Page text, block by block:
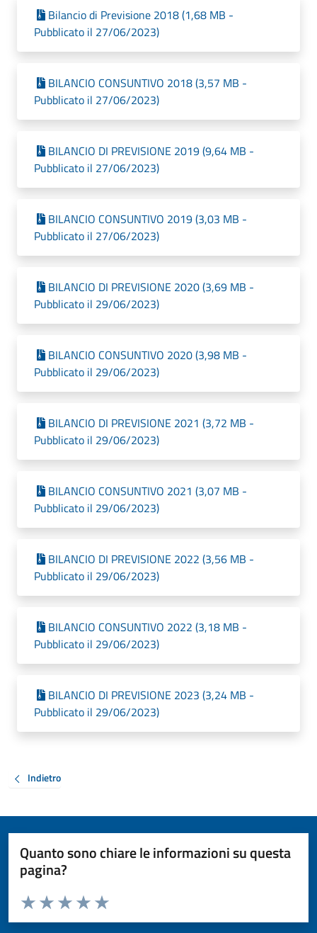
Bilancio di Previsione 2018 (1,68 MB -
Pubblicato il 27/06/2023)
BILANCIO CONSUNTIVO 2018 (3,57 MB -
Pubblicato il 27/06/2023)
BILANCIO DI PREVISIONE 2019 (9,64 MB -
Pubblicato il 27/06/2023)
BILANCIO CONSUNTIVO 2019 (3,03 MB -
Pubblicato il 27/06/2023)
BILANCIO DI PREVISIONE 2020 (3,69 MB -
Pubblicato il 29/06/2023)
BILANCIO CONSUNTIVO 2020 (3,98 MB -
Pubblicato il 29/06/2023)
BILANCIO DI PREVISIONE 2021 (3,72 MB -
Pubblicato il 29/06/2023)
BILANCIO CONSUNTIVO 2021 (3,07 MB -
Pubblicato il 29/06/2023)
BILANCIO DI PREVISIONE 2022 (3,56 MB -
Pubblicato il 29/06/2023)
BILANCIO CONSUNTIVO 2022 (3,18 MB -
Pubblicato il 29/06/2023)
BILANCIO DI PREVISIONE 2023 (3,24 MB -
Pubblicato il 29/06/2023)
Indietro
Quanto sono chiare le informazioni su questa
pagina?
Valuta da 1 a 5 stelle la pagina
Valuta 5 stelle su 5
Valuta 4 stelle su 5
Valuta 3 stelle su 5
Valuta 2 stelle su 5
Valuta 1 stelle su 5